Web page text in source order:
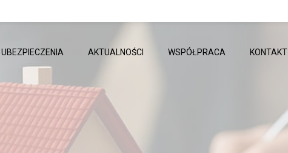
UBEZPIECZENIA AKTUALNOŚCI WSPÓŁPRACA KONTAKT